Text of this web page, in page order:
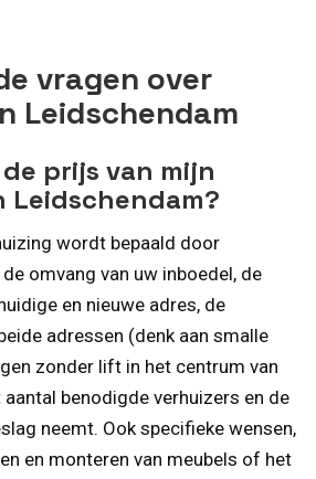
vragen over
Leidschendam
prijs van mijn
Leidschendam?
wordt bepaald door
omvang van uw inboedel, de
en nieuwe adres, de
adressen (denk aan smalle
zonder lift in het centrum van
benodigde verhuizers en de
neemt. Ook specifieke wensen,
en monteren van meubels of het